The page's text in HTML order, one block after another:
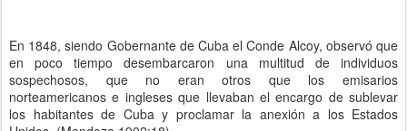
En 1848, siendo Gobernante de Cuba el Conde Alcoy, observó que
en poco tiempo desembarcaron una multitud de individuos
sospechosos, que no eran otros que los emisarios
norteamericanos e ingleses que llevaban el encargo de sublevar
los habitantes de Cuba y proclamar la anexión a los Estados